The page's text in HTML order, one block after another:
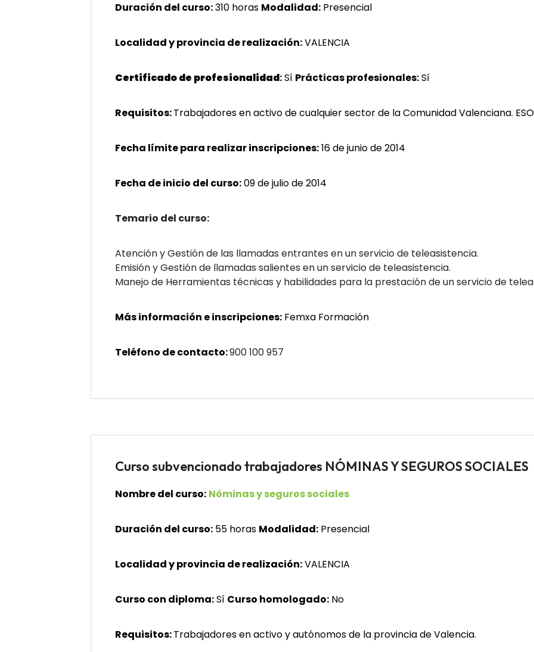
Duración del curso:310 horas Modalidad: Presencial
Localidad y provincia de realización:VALENCIA
Certificado de profesionalidad:Sí Prácticas profesionales:Sí
Requisitos:Trabajadores en activo de cualquier sector de la Comunidad Valenciana.
Fecha límite para realizar inscripciones:16 de junio de 2014
Fecha de inicio del curso:09 de julio de 2014
Temario del curso:
Atención y Gestión de las llamadas entrantes en un servicio de teleasistencia.
Emisión y Gestión de llamadas salientes en un servicio de teleasistencia.
Manejo de Herramientas técnicas y habilidades para la prestación de un servicio de
Más información e inscripciones: Femxa Formación
Teléfono de contacto:900 100 957
Curso subvencionado trabajadores NÓMINAS Y SEGUROS SOCIALES
Nombre del curso: Nóminas y seguros sociales
Duración del curso: 55 horas Modalidad: Presencial
Localidad y provincia de realización:VALENCIA
Curso con diploma:Sí Curso homologado: No
Requisitos:Trabajadores en activo y autónomos de la provincia de Valencia.